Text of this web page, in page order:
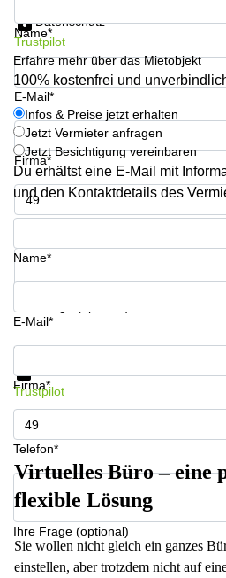
Büro
mieten
Berlin
Mitte
Büro
mieten
Dortmund
Tagungsraum
München
Büro
Mannheim
mieten
Berlin
Coworking
Köln
2 Berlin
Regus
Frankfurter
Str. 720-
726 Köln
Hohenstaufenring
62 Köln
Erna-
Scheffler-
Str. 1A
Hohenzollernring
Erhard-
Hamburg
Name*
E-Mail*
Firma*
Telefon*
Datenschutz
Trustpilot
Erfahre mehr über das Mietobjekt
100% kostenfrei und
Infos & Preise jetzt erhalten
Jetzt Vermieter anfragen
Jetzt Besichtigung vereinbaren
Du erhältst eine E-Mail mit
und den Kontaktdetails des
Name*
E-Mail*
Firma*
Telefon*
Ihre Frage (optional)
Infos & Preise jetzt erhalten
Trustpilot
Virtuelles Büro – eine
flexible Lösung
Sie wollen nicht gleich ein ganzes
einstellen, aber trotzdem nicht auf